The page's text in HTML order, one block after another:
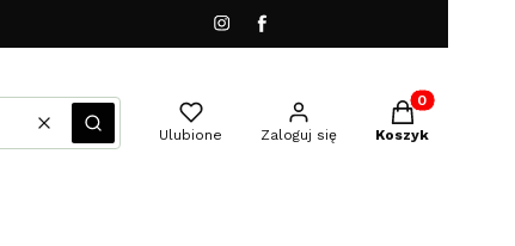
WyczyśćSzukaj Ulubione Zaloguj się
Produkty w
Koszyk